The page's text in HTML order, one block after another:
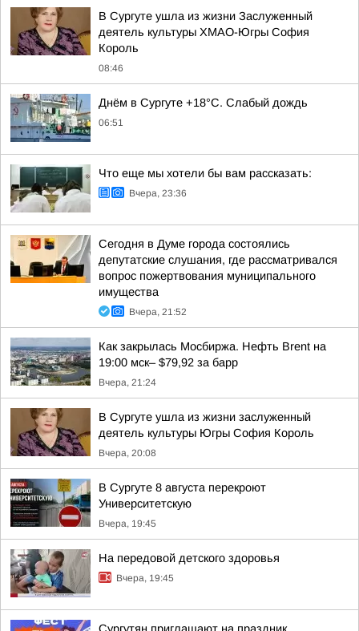
В Сургуте ушла из жизни Заслуженный
деятель культуры ХМАО-Югры София
Король
08:46
Днём в Сургуте +18°С. Слабый дождь
06:51
Что еще мы хотели бы вам рассказать:
Вчера, 23:36
Сегодня в Думе города состоялись
депутатские слушания, где рассматривался
вопрос пожертвования муниципального
имущества
Вчера, 21:52
Как закрылась Мосбиржа. Нефть Brent на
19:00 мск– $79,92 за барр
Вчера, 21:24
В Сургуте ушла из жизни заслуженный
деятель культуры Югры София Король
Вчера, 20:08
В Сургуте 8 августа перекроют
Университетскую
Вчера, 19:45
На передовой детского здоровья
Вчера, 19:45